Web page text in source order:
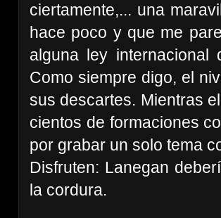
ciertamente,... una
hace poco y que me
alguna ley
Como siempre digo, el
sus descartes. Mientras
cientos de formaciones
por grabar un solo tema
Disfruten: Lanegan
la cordura.